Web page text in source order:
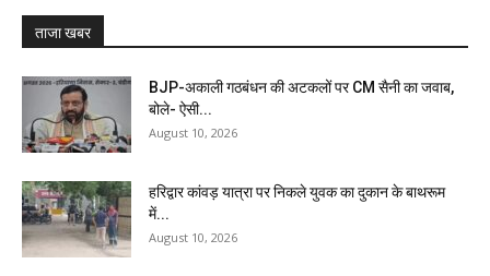
ताजा खबर
BJP-अकाली गठबंधन की अटकलों पर CM सैनी का जवाब,
बोले- ऐसी...
August 10, 2026
हरिद्वार कांवड़ यात्रा पर निकले युवक का दुकान के बाथरूम
में...
August 10, 2026